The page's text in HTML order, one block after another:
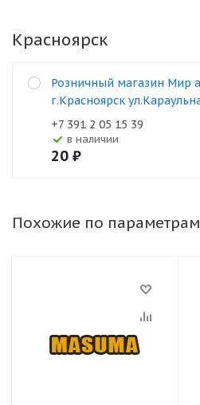
Красноярск
Розничный магазин Мир
г.Красноярск
+7 391 2 05 15 39
В наличии
20 ₽
Похожие по параметрам